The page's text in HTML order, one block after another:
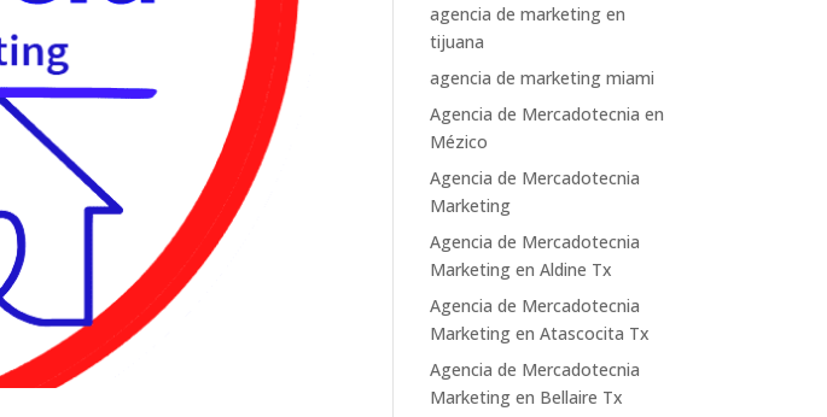
agencia de marketing en
tijuana
agencia de marketing miami
Agencia de Mercadotecnia en
Mézico
Agencia de Mercadotecnia
Marketing
Agencia de Mercadotecnia
Marketing en Aldine Tx
Agencia de Mercadotecnia
Marketing en Atascocita Tx
Agencia de Mercadotecnia
Marketing en Bellaire Tx